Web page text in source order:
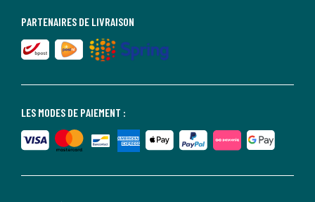
LES MODES DE PAIEMENT :
PARTENAIRES DE LIVRAISON